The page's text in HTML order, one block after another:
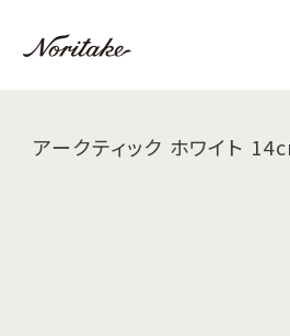
アークティック ホワイト